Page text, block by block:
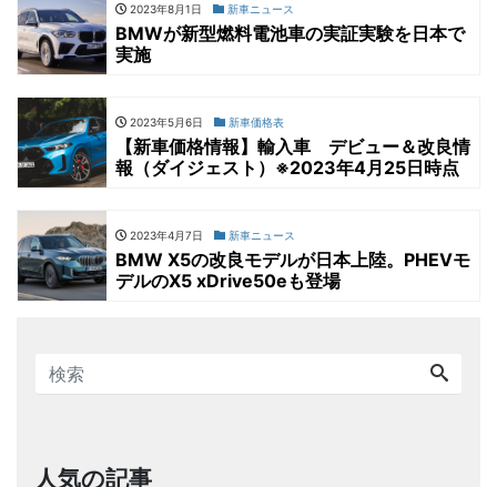
2023年8月1日 新車ニュース
BMWが新型燃料電池車の実証実験を日本で
実施
2023年5月6日 新車価格表
【新車価格情報】輸入車 デビュー＆改良情
報（ダイジェスト）※2023年4月25日時点
2023年4月7日 新車ニュース
BMW X5の改良モデルが日本上陸。PHEVモ
デルのX5 xDrive50eも登場
人気の記事